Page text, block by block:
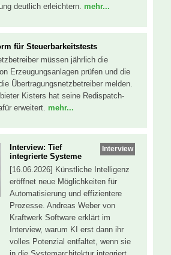
deutlich erleichtern. mehr...
für Steuerbarkeitstests
müssen jährlich die
Erzeugungsanlagen prüfen und die
Übertragungsnetzbetreiber melden.
Kisters hat seine Redispatch-
erweitert. mehr...
Interview
Interview: Tief
integrierte Systeme
[16.06.2026] Künstliche Intelligenz
eröffnet neue Möglichkeiten für
Automatisierung und effizientere
Prozesse. Andreas Weber von
Kraftwerk Software erklärt im
Interview, warum KI erst dann ihr
volles Potenzial entfaltet, wenn sie